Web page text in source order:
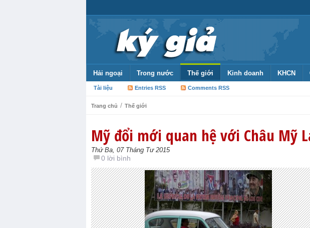
Hải ngoại Trong nước Thế giới Kinh doanh KHCN
Tài liệu Entries RSS Comments RSS
Trang chủ / Thế giới
Mỹ đổi mới quan hệ với Châu Mỹ
Thứ Ba, 07 Tháng Tư 2015
0 lời bình